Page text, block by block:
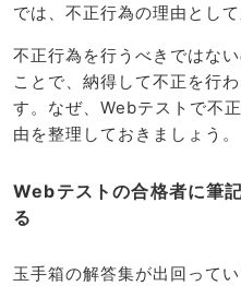
では、不正行為の理由として
不正行為を行うべきではな
ことで、納得して不正を行
す。なぜ、Webテストで不
由を整理しておきましょう。
Webテストの合格者に筆
る
玉手箱の解答集が出回って